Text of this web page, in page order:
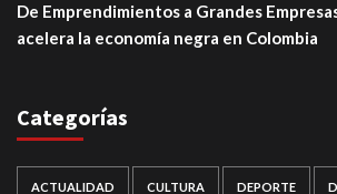
De Emprendimientos a Grandes
acelera la economía negra en Colombia
Categorías
ACTUALIDAD CULTURA DEPORTE